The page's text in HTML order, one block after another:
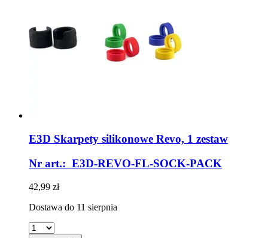
E3D Skarpety silikonowe Revo, 1 zestaw
Nr art.: E3D-REVO-FL-SOCK-PACK
42,99 zł
Dostawa do 11 sierpnia